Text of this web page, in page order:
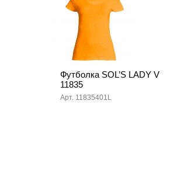
Футболка SOL’S LADY V
11835
Арт. 11835401L